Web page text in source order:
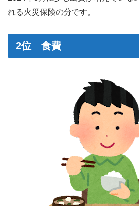
れる火災保険の分です。
2位 食費